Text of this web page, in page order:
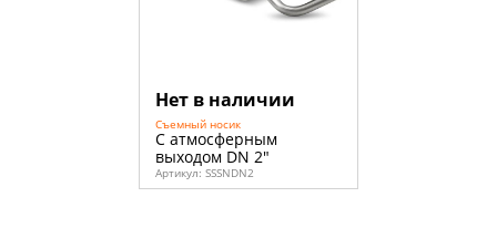
Нет в наличии
Съемный носик
С атмосферным
выходом DN 2"
Артикул: SSSNDN2